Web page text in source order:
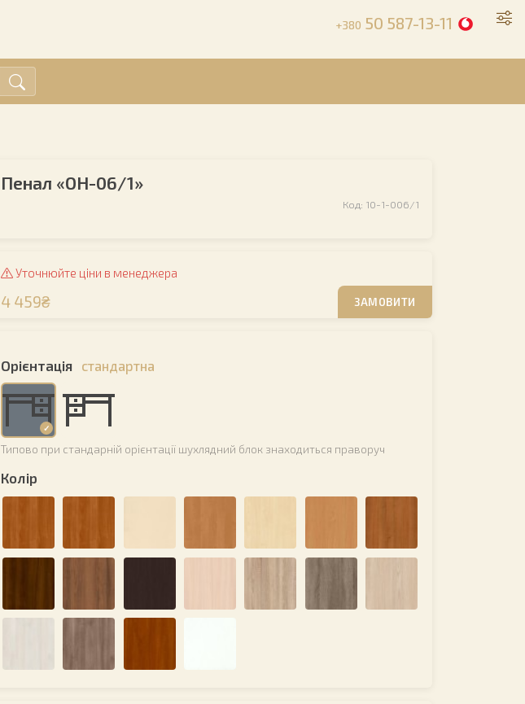
+380 50 587-13-11
Пенал «ОН-06/1»
Код: 10-1-006/1
Уточнюйте ціни в менеджера
4 459₴ ЗАМОВИТИ
Орієнтація стандартна
Типово при стандарній орієнтації шухлядний блок знаходиться праворуч
Колір